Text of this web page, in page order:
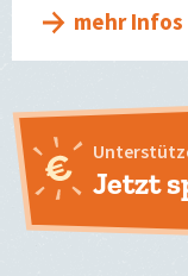
mehr Infos
Jetzt